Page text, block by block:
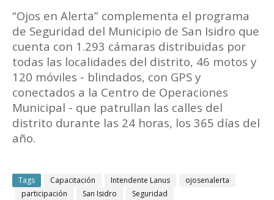
“Ojos en Alerta” complementa el programa
de Seguridad del Municipio de San Isidro que
cuenta con 1.293 cámaras distribuidas por
todas las localidades del distrito, 46 motos y
120 móviles - blindados, con GPS y
conectados a la Centro de Operaciones
Municipal - que patrullan las calles del
distrito durante las 24 horas, los 365 días del
año.
Tags Capacitación Intendente Lanus
ojosenalerta
participación
San Isidro Seguridad